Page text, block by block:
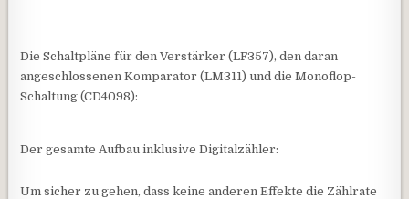
Die Schaltpläne für den Verstärker (LF357), den daran
angeschlossenen Komparator (LM311) und die Monoflop-
Schaltung (CD4098):
Der gesamte Aufbau inklusive Digitalzähler:
Um sicher zu gehen, dass keine anderen Effekte die Zählrate